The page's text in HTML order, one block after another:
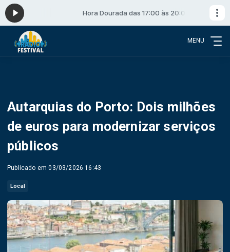
20:00 Hora Dourada das 17:00 às 20:00
MENU
Autarquias do Porto: Dois milhões
de euros para modernizar serviços
públicos
Publicado em 03/03/2026 16:43
Local